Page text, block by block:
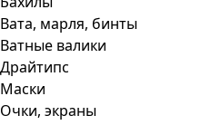
Вата, марля, бинты
Ватные валики
Драйтипс
Маски
Очки, экраны